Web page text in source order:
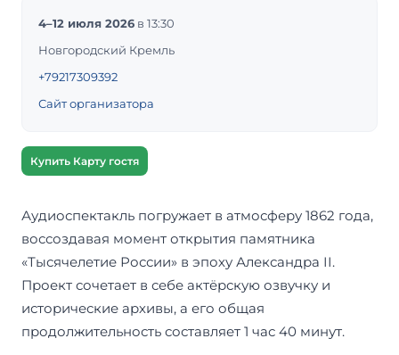
4–12 июля 2026 в 13:30
Новгородский Кремль
+79217309392
Сайт организатора
Купить Карту гостя
Аудиоспектакль погружает в атмосферу 1862 года,
воссоздавая момент открытия памятника
«Тысячелетие России» в эпоху Александра II.
Проект сочетает в себе актёрскую озвучку и
исторические архивы, а его общая
продолжительность составляет 1 час 40 минут.